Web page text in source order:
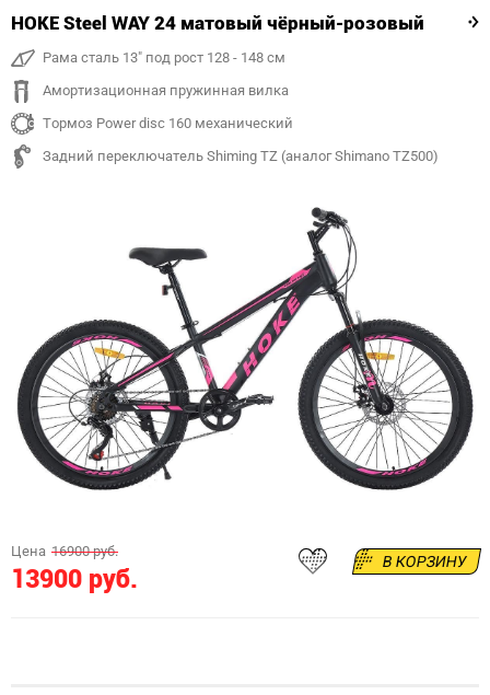
HOKE Steel WAY 24 матовый чёрный-розовый
Рама сталь 13" под рост 128 - 148 см
Амортизационная пружинная вилка
Тормоз Power disc 160 механический
Задний переключатель Shiming TZ (аналог Shimano TZ500)
Цена 16900 руб.
13900 руб.
В КОРЗИНУ